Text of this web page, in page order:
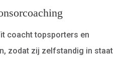
coacht topsporters en
zodat zij zelfstandig in staat